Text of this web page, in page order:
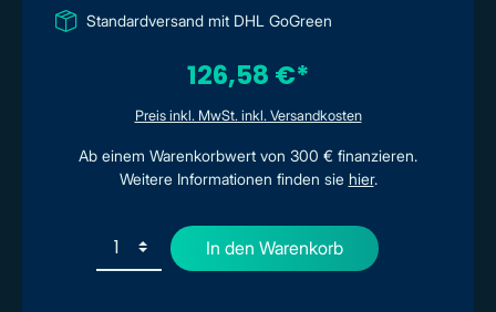
Standardversand mit DHL GoGreen
126,58 €*
Preis inkl. MwSt. inkl. Versandkosten
Ab einem Warenkorbwert von 300 € finanzieren.
Weitere Informationen finden sie hier.
In den Warenkorb